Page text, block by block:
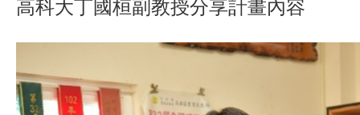
高科大丁國桓副教授分享計畫內容